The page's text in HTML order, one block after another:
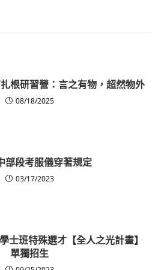
根研習營：言之有物，超然物外
08/18/2025
部段考服儀穿著規定
03/17/2023
士班特殊選才【全人之光計畫】
單獨招生